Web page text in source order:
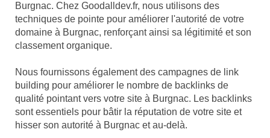
Burgnac. Chez Goodalldev.fr, nous utilisons des
techniques de pointe pour améliorer l'autorité de votre
domaine à Burgnac, renforçant ainsi sa légitimité et son
classement organique.
Nous fournissons également des campagnes de link
building pour améliorer le nombre de backlinks de
qualité pointant vers votre site à Burgnac. Les backlinks
sont essentiels pour bâtir la réputation de votre site et
hisser son autorité à Burgnac et au-delà.